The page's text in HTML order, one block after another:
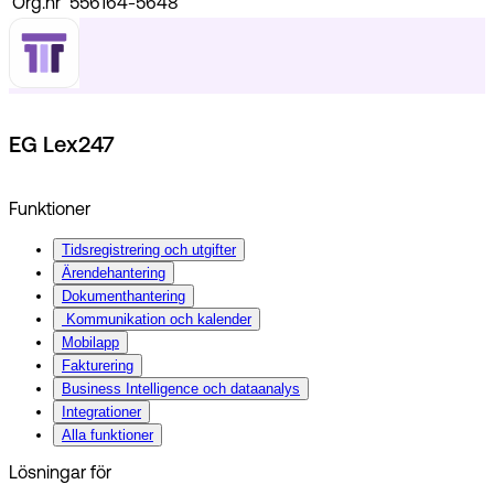
Org.nr 556164-5648
EG Lex247
Funktioner
Tidsregistrering och utgifter
Ärendehantering
Dokumenthantering
Kommunikation och kalender
Mobilapp
Fakturering
Business Intelligence och dataanalys
Integrationer
Alla funktioner
Lösningar för